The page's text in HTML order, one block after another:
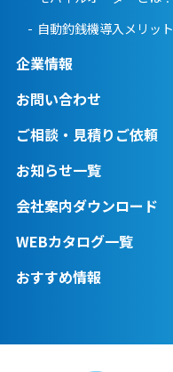
自動釣銭機導入メリット
企業情報
お問い合わせ
ご相談・見積りご依頼
お知らせ一覧
会社案内ダウンロード
WEBカタログ一覧
おすすめ情報